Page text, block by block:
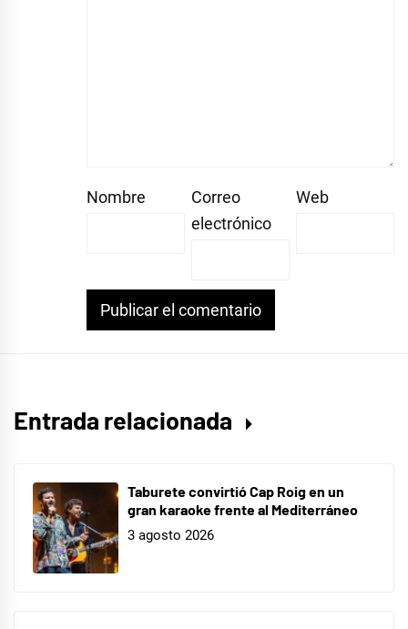
Nombre
Correo
electrónico
Web
Entrada relacionada
Taburete convirtió Cap Roig en un
gran karaoke frente al Mediterráneo
3 agosto 2026